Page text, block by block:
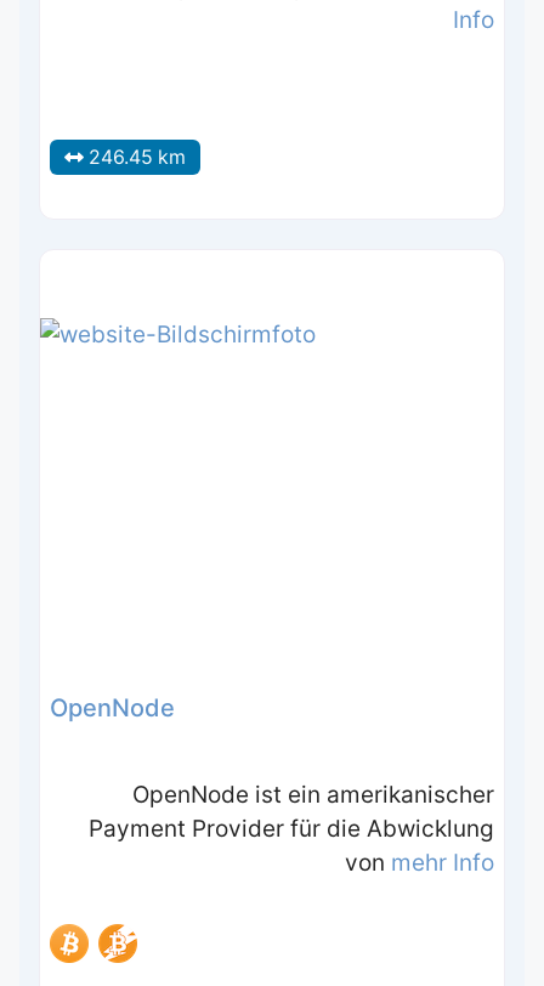
Info
246.45 km
OpenNode
OpenNode ist ein amerikanischer
Payment Provider für die Abwicklung
von mehr Info